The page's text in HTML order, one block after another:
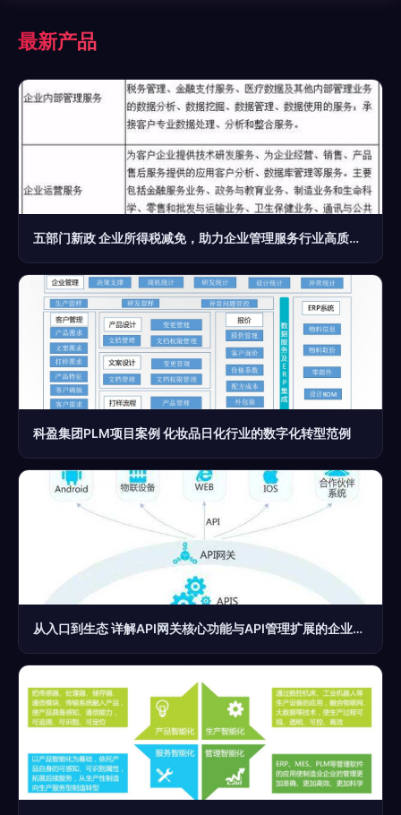
最新产品
五部门新政 企业所得税减免，助力企业管理服务行业高质量发展
科盈集团PLM项目案例 化妆品日化行业的数字化转型范例
从入口到生态 详解API网关核心功能与API管理扩展的企业服务路径